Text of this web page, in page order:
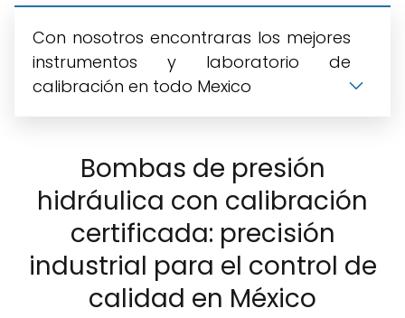
Con nosotros encontraras los mejores
instrumentos y laboratorio de
calibración en todo Mexico
Bombas de presión
hidráulica con calibración
certificada: precisión
industrial para el control de
calidad en México